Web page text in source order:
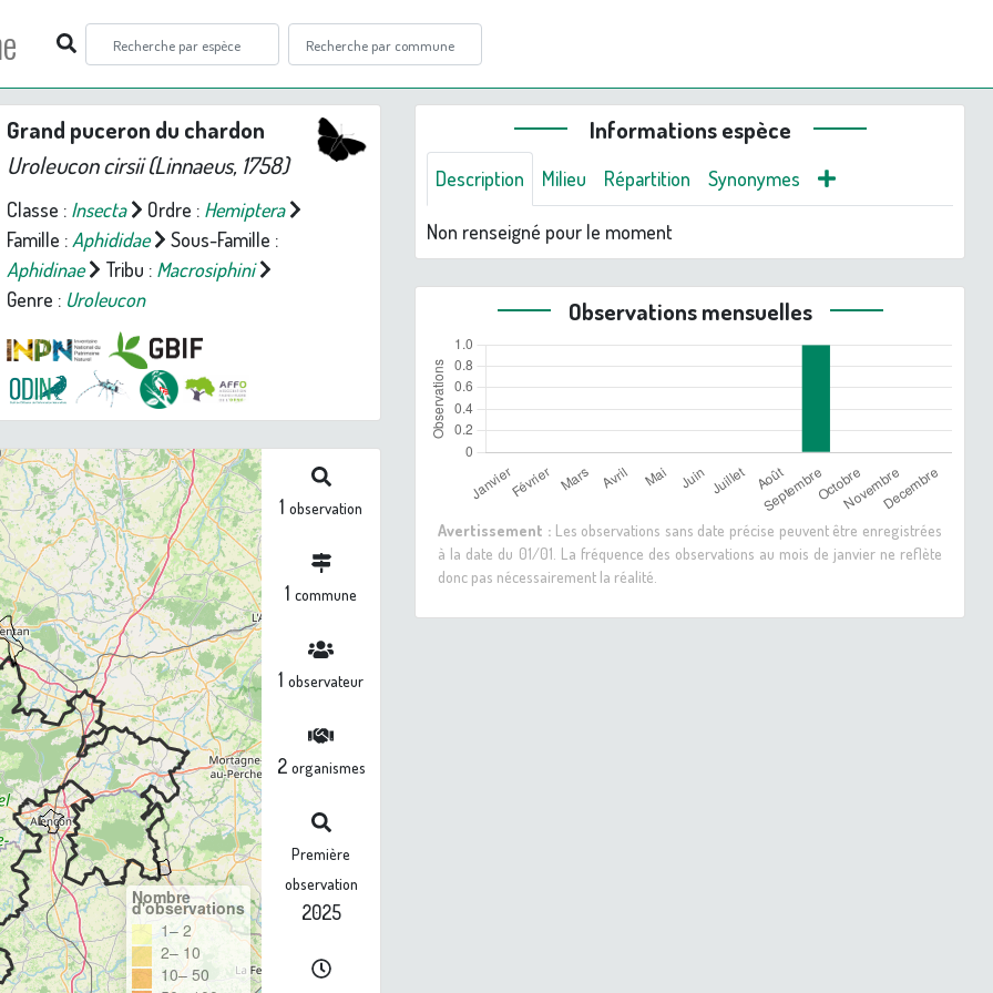
Grand puceron du chardon
Uroleucon cirsii(Linnaeus, 1758)
Classe : Insecta Ordre : Hemiptera
Famille :Aphididae
Sous-Famille :
Aphidinae
Tribu : Macrosiphini
Genre : Uroleucon
Nombre
d'observations
1– 2
2– 10
10– 50
1 observation
1 commune
1 observateur
2 organismes
Première
observation
2025
Informations espèce
Description Milieu Répartition Synonymes
Non renseigné pour le moment
Observations mensuelles
Avertissement :Les observations sans date précise peuvent être enregistrées
à la date du 01/01. La fréquence des observations au mois de janvier ne reflète
donc pas nécessairement la réalité.